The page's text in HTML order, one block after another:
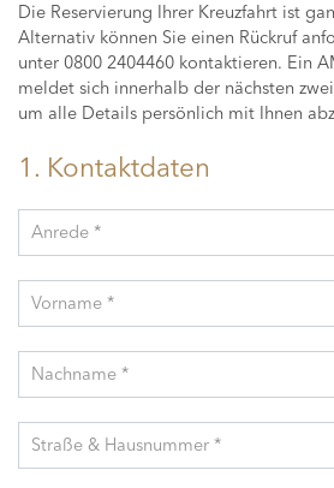
Die Reservierung Ihrer Kreuzfahrt ist
Alternativ können Sie einen Rückruf
unter 0800 2404460 kontaktieren. Ein
meldet sich innerhalb der nächsten
um alle Details persönlich mit Ihnen
1. Kontaktdaten
Anrede *
Vorname *
Nachname *
Straße & Hausnummer *